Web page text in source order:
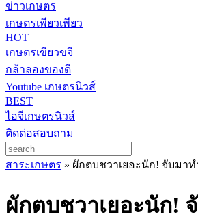
ข่าวเกษตร
เกษตรเพียวเพียว
HOT
เกษตรเขียวขจี
กล้าลองของดี
Youtube เกษตรนิวส์
BEST
ไอจีเกษตรนิวส์
ติดต่อสอบถาม
สาระเกษตร » ผักตบชวาเยอะนัก! จับมาท
ผักตบชวาเยอะนัก!